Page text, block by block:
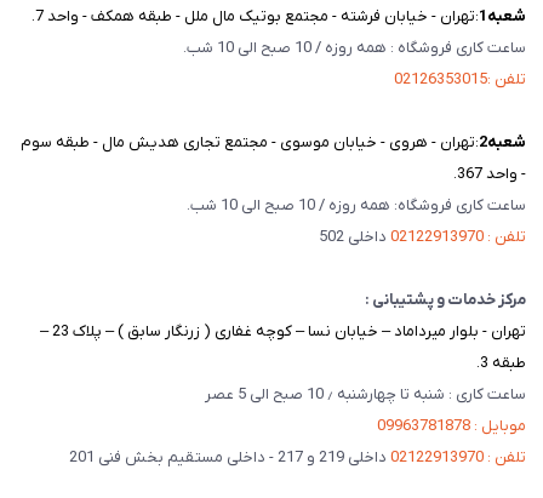
شعبه‌1 :تهران - خیابان فرشته - مجتمع بوتیک مال ملل - طبقه همکف - واحد 7.
ساعت کاری فروشگاه : همه روزه / 10 صبح الی 10 شب.
تلفن :02126353015
شعبه‌2 :تهران - هروی - خیابان موسوی - مجتمع تجاری هدیش مال - طبقه سوم
- واحد 367.
ساعت کاری فروشگاه: همه روزه / 10 صبح الی 10 شب.
تلفن : 02122913970
داخلی 502
مرکز خدمات و پشتیبانی :
تهران - بلوار میرداماد – خیابان نسا – کوچه غفاری ( زرنگار سابق ) – پلاک 23 –
طبقه 3.
ساعت کاری : شنبه تا چهارشنبه ٫ 10 صبح الی 5 عصر
موبایل : 09963781878
تلفن : 02122913970
داخلی 219 و 217 - داخلی مستقیم بخش فنی 201